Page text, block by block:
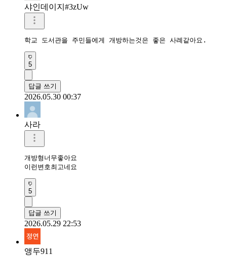
샤인데이지#3zUw
학교 도서관을 주민들에게 개방하는것은 좋은 사례같아요.
5
답글 쓰기
2026.05.30 00:37
사라
개방형너무좋아요
이런변호최고네요
5
답글 쓰기
2026.05.29 22:53
앵두911